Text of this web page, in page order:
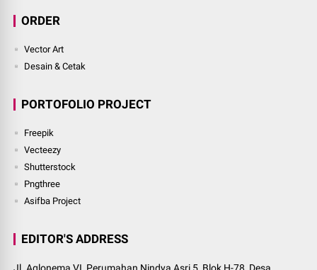
ORDER
Vector Art
Desain & Cetak
PORTOFOLIO PROJECT
Freepik
Vecteezy
Shutterstock
Pngthree
Asifba Project
EDITOR'S ADDRESS
Jl. Aglonema VI, Perumahan Nindya Asri 5, Blok H-78, Desa